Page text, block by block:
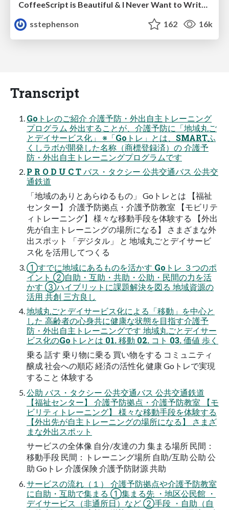
sstephenson
162 16k
Transcript
Goトレのご紹介 介護予防・外出自主トレーニング
プログラム 外出することが、介護予防に「地域丸ご
とデイサービス化」 ※「Goトレ」とは、SMARTふ
くしラボが開発した名称（商標登録済）の 介護予
防・外出自主トレーニングプログラムです
P R O D U C T バス・タクシー 公共交通バス 公共交
通鉄道
「地域のありとあらゆるもの」 Goトレとは 【福祉
センター】 介護予防拠点・介護予防教室 【モビリテ
ィトレーニング】 様々な移動手段を体験する 【外出
先が自主トレーニングの場所になる】 さまざまな外
出スポット 「デジタル」 と 地域丸ごとデイサービ
ス化 を活用してつくる
①すでに地域にあるものを活かす Goトレ ３つのポ
イント ②自助・互助・共助・公助・民間の力を活
かす ③ハイブリットに課題解決を図る 地域資源の
活用 共創 三方良し
地域丸ごとデイサービス化による「移動」を中心と
した 高齢者の心身共に健康な状態を目指す介護予
防・外出自主トレーニングです 地域丸ごとデイサー
ビス化のGoトレとは 01. 移動 02. コト 03. 価値 歩く
乗る 話す 乗り物に乗る 買い物をする コミュニティ
醸成 社会への順応 経済の活性化 健康 Goトレで実現
すること 体験する
公助 バス・タクシー 公共交通バス 公共交通鉄道
【福祉センター】 介護予防拠点・介護予防教室 【モ
ビリティトレーニング】 様々な移動手段を体験する
【外出先が自主トレーニングの場所になる】 さまざ
まな外出スポット
サービスの全体像 自分/友達の力 集まる場所 民間：
移動手段 民間：トレーニング場所 自助/互助 公助 公
助 Goトレ 介護保険 介護予防財源 共助
サービスの流れ（１） 介護予防拠点や介護予防教室
に自助・互助で集まる ①集まる先 ・地区公民館 ・
デイサービス（非通所日）など ②手段 ・自助（自